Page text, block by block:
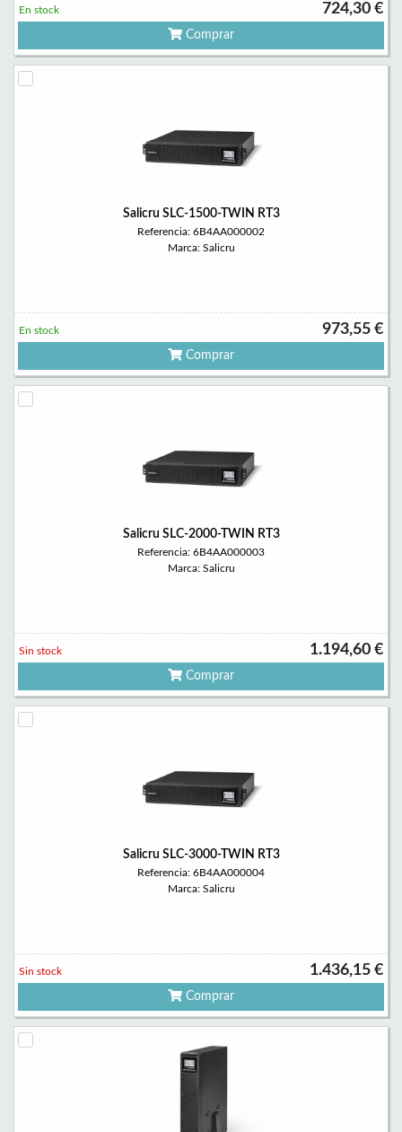
724,30 €
En stock
Comprar
Salicru SLC-1500-TWIN RT3
Referencia: 6B4AA000002
Marca: Salicru
973,55 €
En stock
Comprar
Salicru SLC-2000-TWIN RT3
Referencia: 6B4AA000003
Marca: Salicru
1.194,60 €
Sin stock
Comprar
Salicru SLC-3000-TWIN RT3
Referencia: 6B4AA000004
Marca: Salicru
1.436,15 €
Sin stock
Comprar